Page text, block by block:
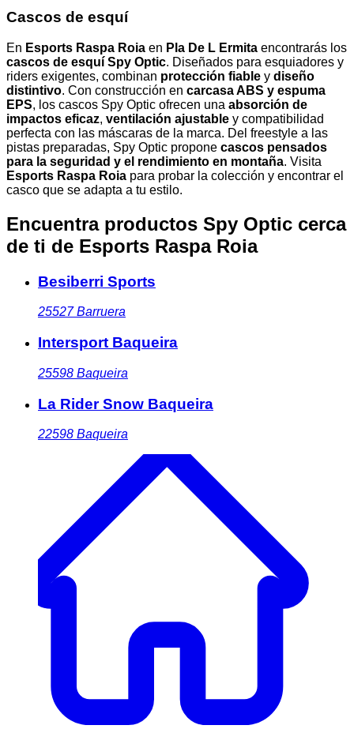
Cascos de esquí
En Esports Raspa Roia en Pla De L Ermita encontrarás los
cascos de esquí Spy Optic. Diseñados para esquiadores y
riders exigentes, combinan protección fiable y diseño
distintivo. Con construcción en carcasa ABS y espuma
EPS, los cascos Spy Optic ofrecen una absorción de
impactos eficaz, ventilación ajustable y compatibilidad
perfecta con las máscaras de la marca. Del freestyle a las
pistas preparadas, Spy Optic propone cascos pensados
para la seguridad y el rendimiento en montaña. Visita
Esports Raspa Roia para probar la colección y encontrar el
casco que se adapta a tu estilo.
Encuentra productos Spy Optic cerca
de ti de Esports Raspa Roia
Besiberri Sports
25527 Barruera
Intersport Baqueira
25598 Baqueira
La Rider Snow Baqueira
22598 Baqueira